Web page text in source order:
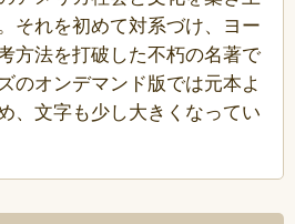
それを初めて対系づけ、ヨー
方法を打破した不朽の名著で
のオンデマンド版では元本よ
、文字も少し大きくなってい